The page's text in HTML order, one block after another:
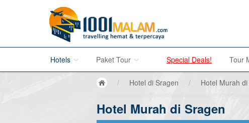
Hotels Paket Tour
Promo Paket Tour Wisata
Special Deals! Tour
/ Hotel di Sragen / Hotel Murah
Hotel Murah di Sragen